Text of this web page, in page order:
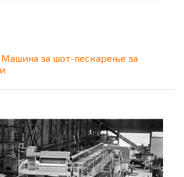
Машина за шот-пескарење за